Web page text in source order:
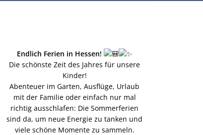
Endlich Ferien in Hessen!
Die schönste Zeit des Jahres für unsere
Kinder!
Abenteuer im Garten, Ausflüge, Urlaub
mit der Familie oder einfach nur mal
richtig ausschlafen: Die Sommerferien
sind da, um neue Energie zu tanken und
viele schöne Momente zu sammeln.